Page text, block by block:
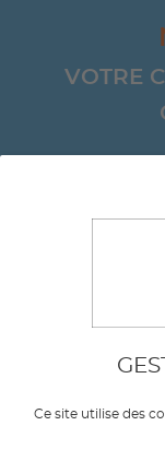
Ce site utilise des
VOTRE
Aller au contenu